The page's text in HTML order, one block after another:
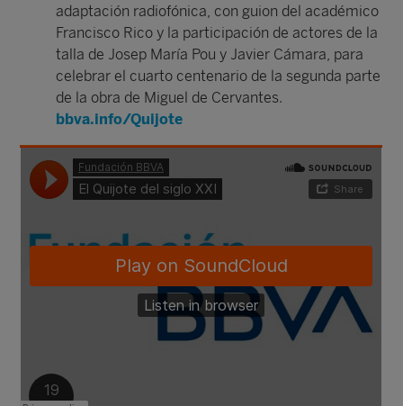
adaptación radiofónica, con guion del académico
Francisco Rico y la participación de actores de la
talla de Josep María Pou y Javier Cámara, para
celebrar el cuarto centenario de la segunda parte
de la obra de Miguel de Cervantes.
bbva.info/Quijote